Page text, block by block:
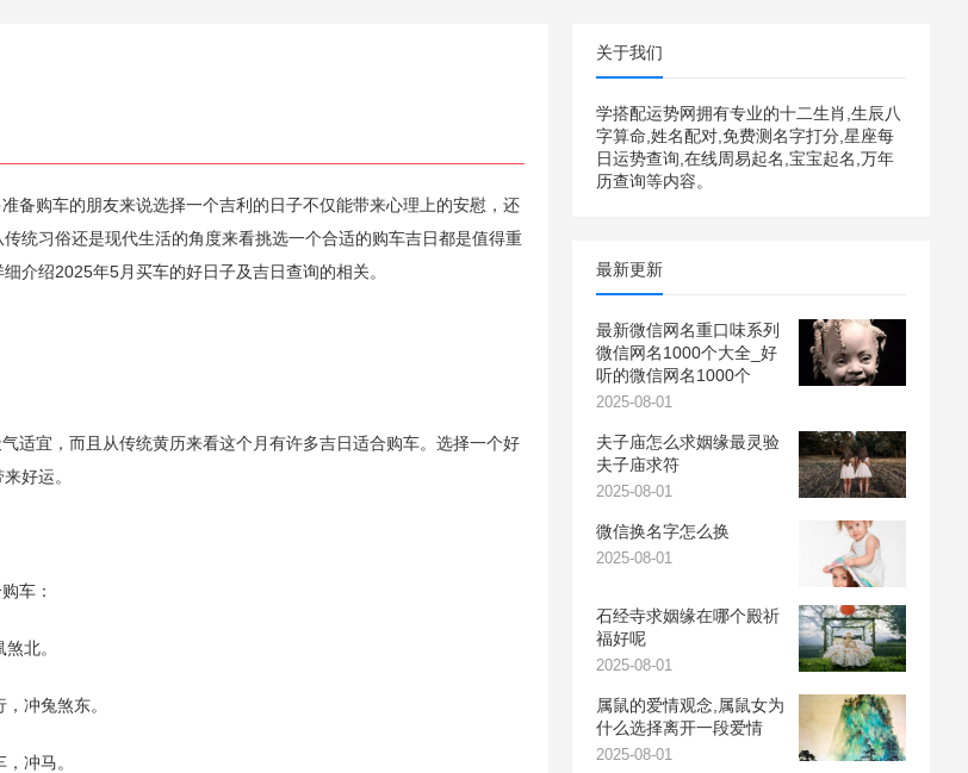
备购车的朋友来说选择一个吉利的日子不仅能带来心理上的安慰，还
统习俗还是现代生活的角度来看挑选一个合适的购车吉日都是值得重
介绍2025年5月买车的好日子及吉日查询的相关。
适宜，而且从传统黄历来看这个月有许多吉日适合购车。选择一个好
好运。
车：
北。
冲兔煞东。
冲马。
关于我们
学搭配运势网拥有专业的十二生肖,生辰八
字算命,姓名配对,免费测名字打分,星座每
日运势查询,在线周易起名,宝宝起名,万年
历查询等内容。
最新更新
最新微信网名重口味系列
微信网名1000个大全_好
听的微信网名1000个
2025-08-01
夫子庙怎么求姻缘最灵验
夫子庙求符
2025-08-01
微信换名字怎么换
2025-08-01
石经寺求姻缘在哪个殿祈
福好呢
2025-08-01
属鼠的爱情观念,属鼠女为
什么选择离开一段爱情
2025-08-01